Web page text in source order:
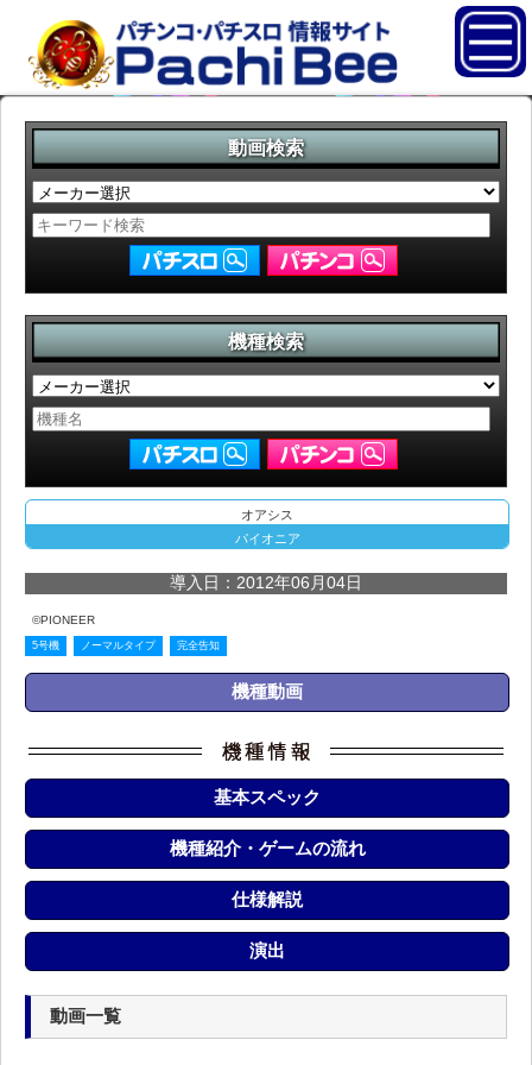
動画検索
機種検索
オアシス
パイオニア
導入日：2012年06月04日
©PIONEER
5号機 ノーマルタイプ 完全告知
機種動画
基本スペック
機種紹介・ゲームの流れ
仕様解説
演出
動画一覧